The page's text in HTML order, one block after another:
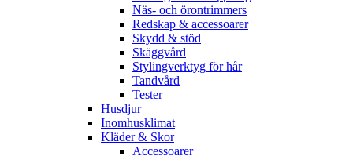
Näs- och örontrimmers
Redskap & accessoarer
Skydd & stöd
Skäggvård
Stylingverktyg för hår
Tandvård
Tester
Husdjur
Inomhusklimat
Kläder & Skor
Accessoarer